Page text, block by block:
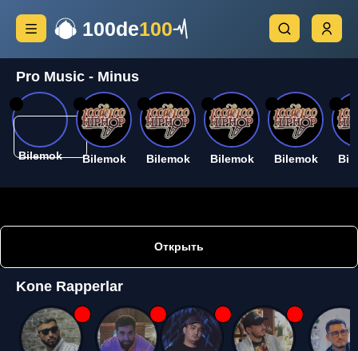
100de100
Pro Music - Minus
Bilemok Bilemok Bilemok Bilemok Bilemok
Открыть
Kone Rapperlar